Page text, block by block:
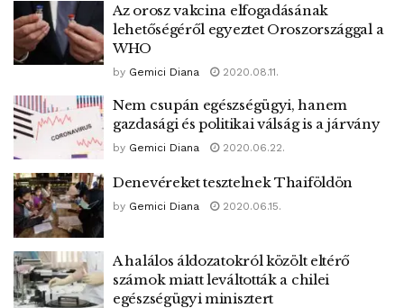
Az orosz vakcina elfogadásának
lehetőségéről egyeztet Oroszországgal a
WHO
by Gemici Diana 2020.08.11.
Nem csupán egészségügyi, hanem
gazdasági és politikai válság is a járvány
by Gemici Diana 2020.06.22.
Denevéreket tesztelnek Thaiföldön
by Gemici Diana 2020.06.15.
A halálos áldozatokról közölt eltérő
számok miatt leváltották a chilei
egészségügyi minisztert